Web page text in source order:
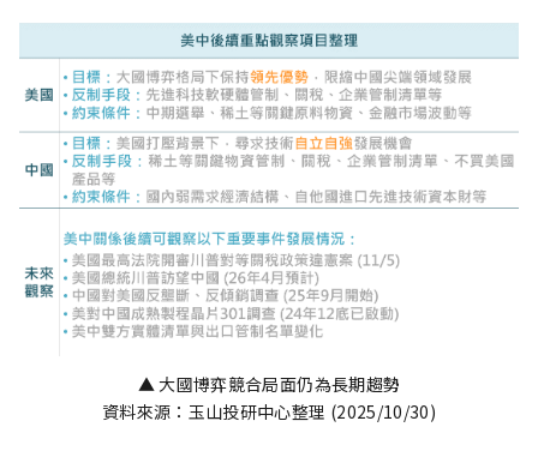
▲ 大國博弈競合局面仍為長期趨勢
資料來源：玉山投研中心整理 (2025/10/30)